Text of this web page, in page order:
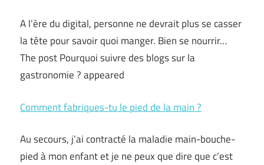
A l’ère du digital, personne ne devrait plus se casser
la tête pour savoir quoi manger. Bien se nourrir…
The post Pourquoi suivre des blogs sur la
gastronomie ? appeared
Comment fabriques-tu le pied de la main ?
Au secours, j’ai contracté la maladie main-bouche-
pied à mon enfant et je ne peux que dire que c’est